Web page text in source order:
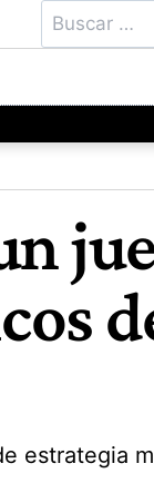
Buscar:
estrategia